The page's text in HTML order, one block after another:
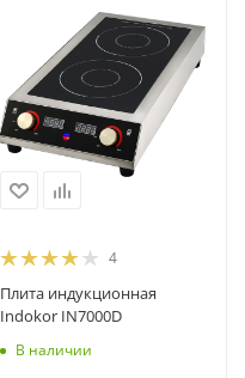
4
Плита индукционная
Indokor IN7000D
В наличии